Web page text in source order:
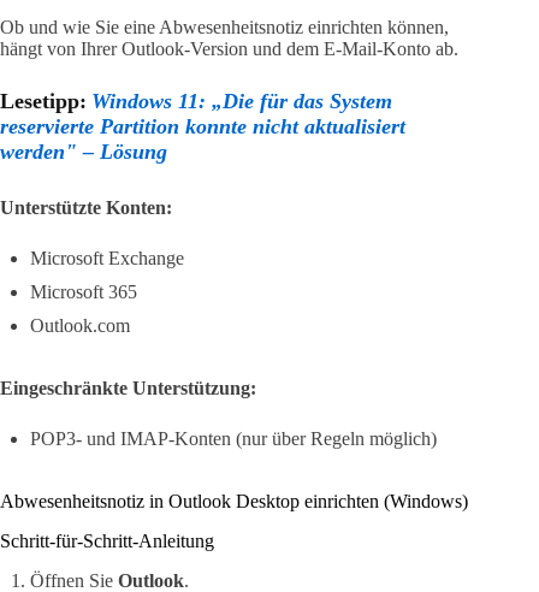
Ob und wie Sie eine Abwesenheitsnotiz einrichten können,
hängt von Ihrer Outlook-Version und dem E-Mail-Konto ab.
Lesetipp: Windows 11: „Die für das System
reservierte Partition konnte nicht aktualisiert
werden" – Lösung
Unterstützte Konten:
Microsoft Exchange
Microsoft 365
Outlook.com
Eingeschränkte Unterstützung:
POP3- und IMAP-Konten (nur über Regeln möglich)
Abwesenheitsnotiz in Outlook Desktop einrichten (Windows)
Schritt-für-Schritt-Anleitung
Öffnen Sie Outlook.